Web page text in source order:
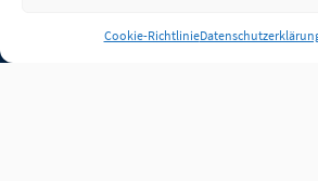
Cookie-Richtlinie
Jobs Partner FAQ